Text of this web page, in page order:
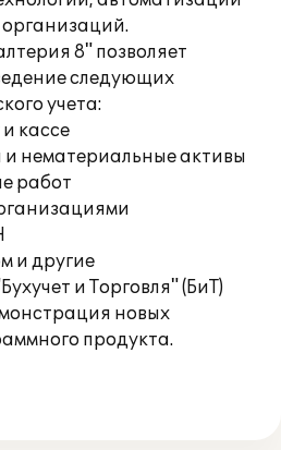
8" позволяет
следующих
учета:
кассе
и нематериальные активы
работ
и другие
и Торговля" (БиТ)
новых
продукта.